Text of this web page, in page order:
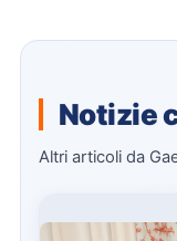
Notizie
Altri articoli da